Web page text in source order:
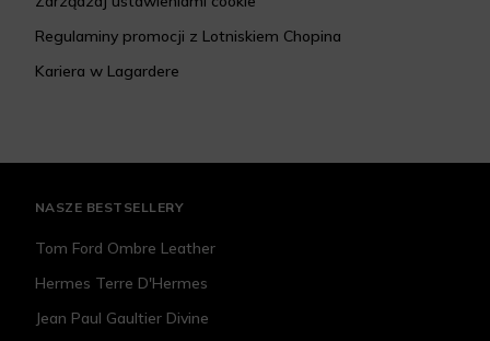
Regulaminy promocji z Lotniskiem Chopina
Kariera w Lagardere
NASZE BESTSELLERY
Tom Ford Ombre Leather
Hermes Terre D'Hermes
Jean Paul Gaultier Divine